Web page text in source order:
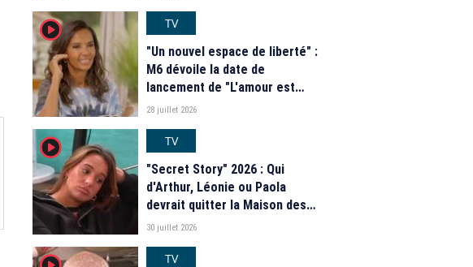
de la télé-réalité de W9
player2
TV
"Un nouvel espace de liberté" :
M6 dévoile la date de
lancement de "L'amour est
dans le pré" 2026 et une
Le Marchand
28 juillet 2026
player2
TV
"Secret Story" 2026 : Qui
d'Arthur, Léonie ou Paola
devrait quitter la Maison des
secrets ce soir ? Les
30 juillet 2026
TV